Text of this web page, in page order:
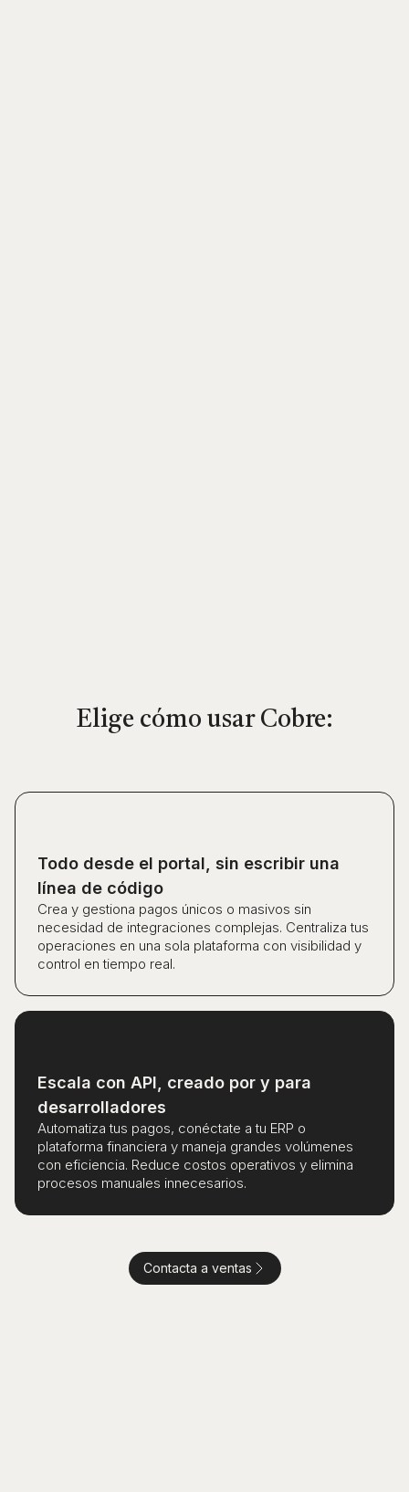
Elige cómo usar Cobre:
Todo desde el portal, sin escribir una
línea de código
Crea y gestiona pagos únicos o masivos sin
necesidad de integraciones complejas. Centraliza tus
operaciones en una sola plataforma con visibilidad y
control en tiempo real.
Escala con API, creado por y para
desarrolladores
Automatiza tus pagos, conéctate a tu ERP o
plataforma financiera y maneja grandes volúmenes
con eficiencia. Reduce costos operativos y elimina
procesos manuales innecesarios.
Contacta a ventas